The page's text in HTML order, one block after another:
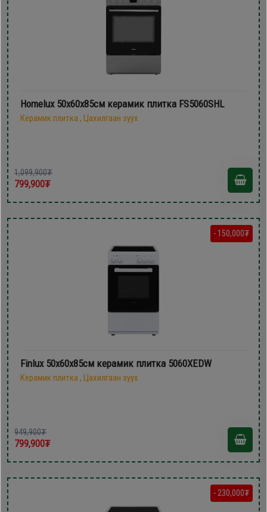
Homelux 50х60х85см керамик плитка FS5060SHL
Керамик плитка , Цахилгаан зуух
1,099,900₮
799,900₮
- 150,000₮
Finlux 50х60х85см керамик плитка 5060XEDW
Керамик плитка , Цахилгаан зуух
949,900₮
799,900₮
- 230,000₮